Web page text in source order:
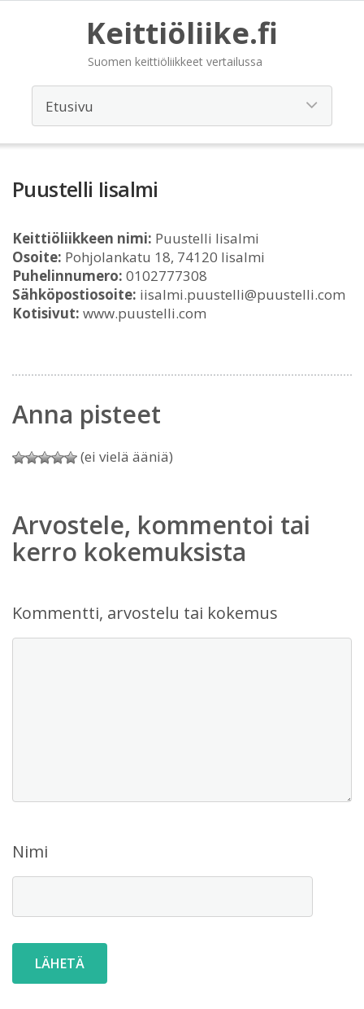
Keittiöliike.fi
Suomen keittiöliikkeet vertailussa
Puustelli Iisalmi
Keittiöliikkeen nimi: Puustelli Iisalmi
Osoite: Pohjolankatu 18, 74120 Iisalmi
Puhelinnumero: 0102777308
Sähköpostiosoite: iisalmi.puustelli@puustelli.com
Kotisivut: www.puustelli.com
Anna pisteet
(ei vielä ääniä)
Arvostele, kommentoi tai
kerro kokemuksista
Kommentti, arvostelu tai kokemus
Nimi